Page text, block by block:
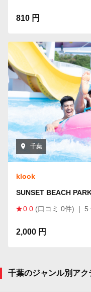
810 円
千葉
klook
SUNSET BEACH
0.0 (口コミ 0件) | 5
2,000 円
千葉のジャンル別アク